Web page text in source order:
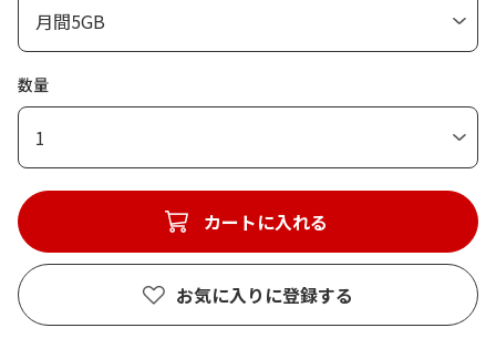
数量
1
カートに入れる
お気に入りに登録する